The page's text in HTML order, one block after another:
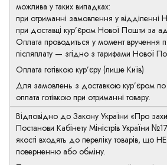
можлива у таких випадках:
при отриманні замовлення у відділенні
при доставці кур’єром Нової Пошти за
Оплата проводиться у момент вручення
післяплату — згідно з тарифами Нової
Оплата готівкою кур’єру (лише Київ)
Для замовлень з доставкою кур’єром по
оплата готівкою при отриманні товару.
Відповідно до Закону України «Про
Постанови Кабінету Міністрів України
якості входять до переліку товарів, що
поверненню або обміну.